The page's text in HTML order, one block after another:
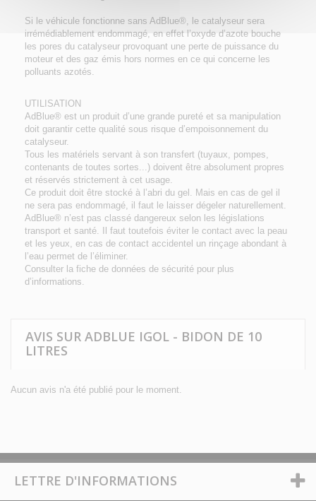
Si le véhicule fonctionne sans AdBlue®, le catalyseur sera
irrémédiablement endommagé, en effet l’oxyde d’azote bouche
les pores du catalyseur provoquant une perte de puissance du
moteur et des gaz émis hors normes en ce qui concerne les
polluants azotés.
UTILISATION
AdBlue® est un produit d’une grande pureté et sa manipulation
doit garantir cette qualité sous risque d’empoisonnement du
catalyseur.
Tous les matériels servant à son transfert (tuyaux, pompes,
contenants de toutes sortes...) doivent être absolument propres
et réservés strictement à cet usage.
Ce produit doit être stocké à l’abri du gel. Mais en cas de gel il
ne sera pas endommagé, il faut le laisser dégeler naturellement.
AdBlue® n’est pas classé dangereux selon les législations
transport et santé. Il faut toutefois éviter le contact avec la peau
et les yeux, en cas de contact accidentel un rinçage abondant à
l’eau permet de l’éliminer.
Consulter la fiche de données de sécurité pour plus
d’informations.
AVIS SUR ADBLUE IGOL - BIDON DE 10
LITRES
Aucun avis n'a été publié pour le moment.
LETTRE D'INFORMATIONS